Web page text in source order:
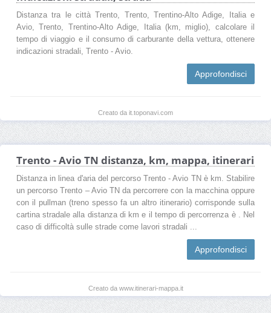
Distanza tra le città Trento, Trento, Trentino-Alto Adige, Italia e
Avio, Trento, Trentino-Alto Adige, Italia (km, miglio), calcolare il
tempo di viaggio e il consumo di carburante della vettura, ottenere
indicazioni stradali, Trento - Avio.
Approfondisci
Creato da it.toponavi.com
Trento - Avio TN distanza, km, mappa, itinerari
Distanza in linea d'aria del percorso Trento - Avio TN è km. Stabilire
un percorso Trento – Avio TN da percorrere con la macchina oppure
con il pullman (treno spesso fa un altro itinerario) corrisponde sulla
cartina stradale alla distanza di km e il tempo di percorrenza è . Nel
caso di difficoltà sulle strade come lavori stradali ...
Approfondisci
Creato da www.itinerari-mappa.it